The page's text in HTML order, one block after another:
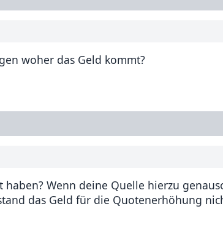
woher das Geld kommt?
Wenn deine Quelle hierzu
das Geld für die Quotenerhöhung